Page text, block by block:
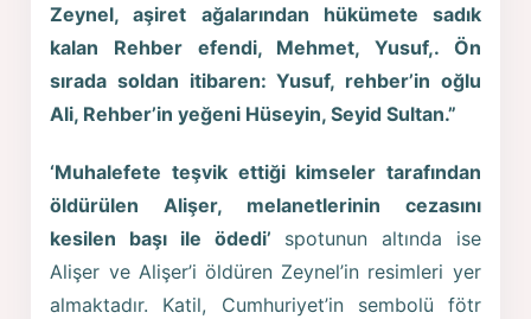
Zeynel, aşiret ağalarından hükümete sadık
kalan Rehber efendi, Mehmet, Yusuf,. Ön
sırada soldan itibaren: Yusuf, rehber’in oğlu
Ali, Rehber’in yeğeni Hüseyin, Seyid Sultan.”
‘Muhalefete teşvik ettiği kimseler tarafından
öldürülen Alişer, melanetlerinin cezasını
kesilen başı ile ödedi’ spotunun altında ise
Alişer ve Alişer’i öldüren Zeynel’in resimleri yer
almaktadır. Katil, Cumhuriyet’in sembolü fötr